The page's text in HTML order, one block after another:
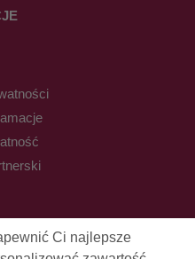
Ci najlepsze